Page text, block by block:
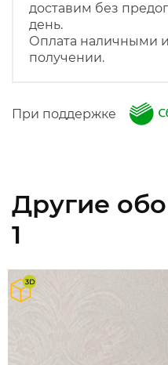
доставим без
день.
Оплата наличными
получении.
При поддержке
Другие
1